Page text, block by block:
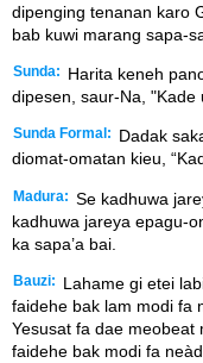
dipenging tenanan karo
bab kuwi marang sapa-
Sunda:
Harita keneh
dipesen, saur-Na,
Sunda Formal:
Dadak
diomat-omatan kieu,
Madura: Se kadhuwa
kadhuwa jareya epagu-
ka sapa’a bai.
Bauzi:
Lahame gi etei
faidehe bak lam modi fa
Yesusat fa dae meobeat
faidehe bak modi fa